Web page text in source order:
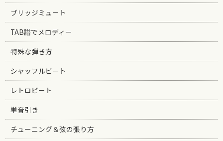
ブリッジミュート
TAB譜でメロディー
特殊な弾き方
シャッフルビート
レトロビート
単音引き
チューニング＆弦の張り方